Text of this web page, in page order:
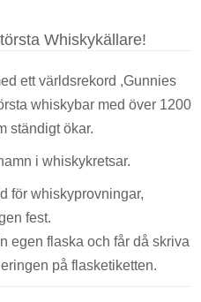
Whiskykällare!
ett världsrekord ,Gunnies
whiskybar med över 1200
ständigt ökar.
i whiskykretsar.
för whiskyprovningar,
fest.
egen flaska och får då skriva
på flasketiketten.